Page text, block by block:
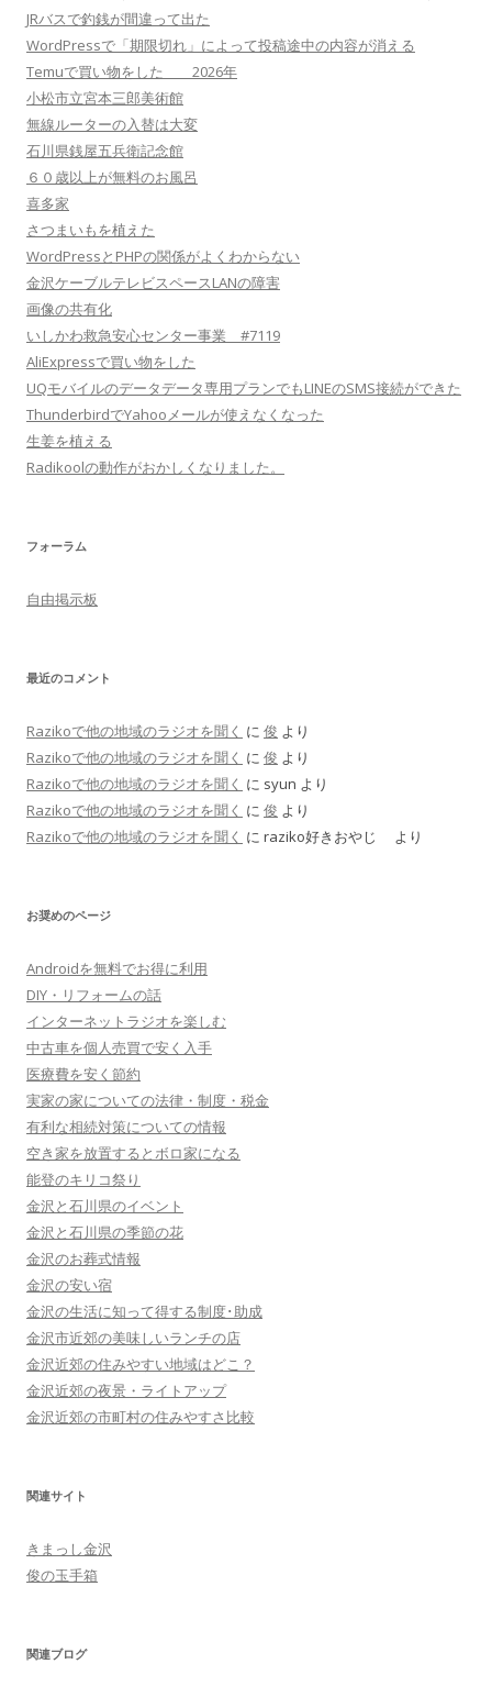
JRバスで釣銭が間違って出た
WordPressで「期限切れ」によって投稿途中の内容が消える
Temuで買い物をした 2026年
小松市立宮本三郎美術館
無線ルーターの入替は大変
石川県銭屋五兵衛記念館
６０歳以上が無料のお風呂
喜多家
さつまいもを植えた
WordPressとPHPの関係がよくわからない
金沢ケーブルテレビスペースLANの障害
画像の共有化
いしかわ救急安心センター事業 #7119
AliExpressで買い物をした
UQモバイルのデータデータ専用プランでもLINEのSMS接続ができた
ThunderbirdでYahooメールが使えなくなった
生姜を植える
Radikoolの動作がおかしくなりました。
フォーラム
自由掲示板
最近のコメント
Razikoで他の地域のラジオを聞く に 俊 より
Razikoで他の地域のラジオを聞く に 俊 より
Razikoで他の地域のラジオを聞く に syun より
Razikoで他の地域のラジオを聞く に 俊 より
Razikoで他の地域のラジオを聞く に raziko好きおやじ より
お奨めのページ
Androidを無料でお得に利用
DIY・リフォームの話
インターネットラジオを楽しむ
中古車を個人売買で安く入手
医療費を安く節約
実家の家についての法律・制度・税金
有利な相続対策についての情報
空き家を放置するとボロ家になる
能登のキリコ祭り
金沢と石川県のイベント
金沢と石川県の季節の花
金沢のお葬式情報
金沢の安い宿
金沢の生活に知って得する制度･助成
金沢市近郊の美味しいランチの店
金沢近郊の住みやすい地域はどこ？
金沢近郊の夜景・ライトアップ
金沢近郊の市町村の住みやすさ比較
関連サイト
きまっし金沢
俊の玉手箱
関連ブログ